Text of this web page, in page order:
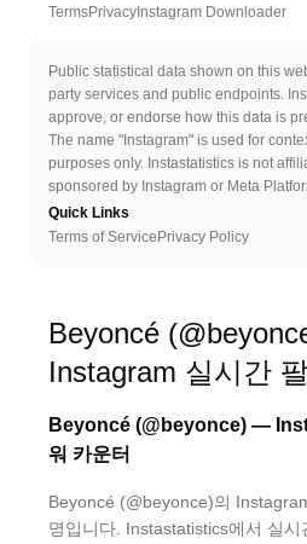
TermsPrivacy Instagram Downloader
Public statistical data shown on this
party services and public endpoints.
approve, or endorse how this data is
The name "Instagram" is used for
purposes only. Instastatistics is not
sponsored by Instagram or Meta
Quick Links
Terms of Service Privacy Policy
Beyoncé
Instagram 실시간
Beyoncé (@beyonce) —
워 카운터
Beyoncé (@beyonce)의
명입니다. Instastatistics에서 실